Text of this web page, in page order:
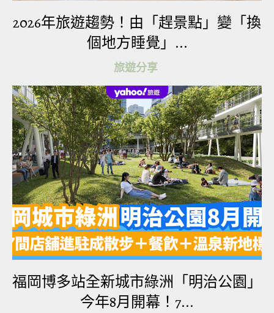
2026年旅遊趨勢！由「趕景點」變「換
個地方睡覺」...
旅遊分享
福岡博多站全新城市綠洲「明治公園」
今年8月開幕！7...